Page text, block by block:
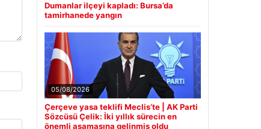
Dumanlar ilçeyi kapladı: Bursa’da
tamirhanede yangın
05/08/2026
Çerçeve yasa teklifi Meclis’te | AK Parti
Sözcüsü Çelik: İki yıllık sürecin en
önemli aşamasına gelinmiş oldu